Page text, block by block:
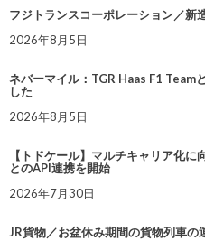
フジトランスコーポレーション／新
2026年8月5日
ネバーマイル：TGR Haas F1 Team
した
2026年8月5日
【トドケール】マルチキャリア化
とのAPI連携を開始
2026年7月30日
JR貨物／お盆休み期間の貨物列車の